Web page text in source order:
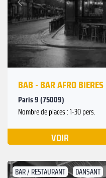
Précédent
BAB - BAR AFRO BIERES
Paris 9 (75009)
Nombre de places : 1-30 pers.
VOIR
BAR / RESTAURANT DANSANT